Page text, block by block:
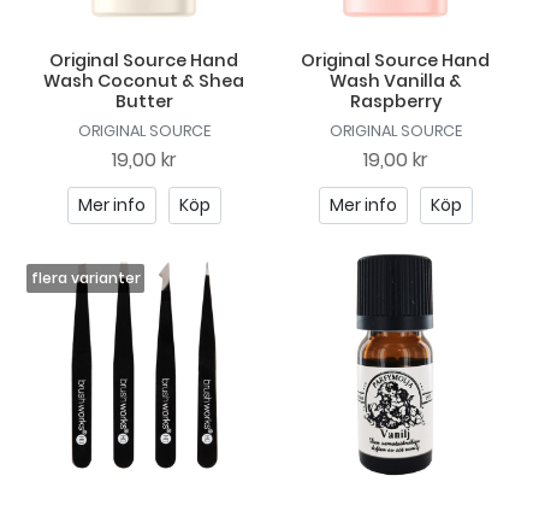
Original Source Hand
Wash Coconut & Shea
Butter
ORIGINAL SOURCE
19,00 kr
Mer info Köp
Original Source Hand
Wash Vanilla &
Raspberry
ORIGINAL SOURCE
19,00 kr
Mer info Köp